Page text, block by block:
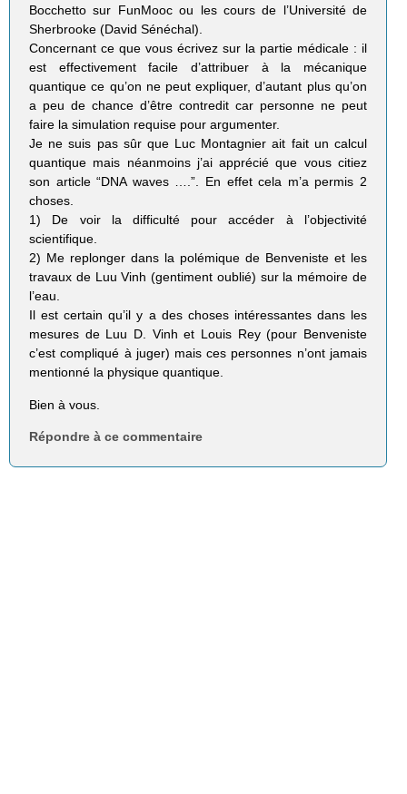
Bocchetto sur FunMooc ou les cours de l’Université de
Sherbrooke (David Sénéchal).
Concernant ce que vous écrivez sur la partie médicale : il
est effectivement facile d’attribuer à la mécanique
quantique ce qu’on ne peut expliquer, d’autant plus qu’on
a peu de chance d’être contredit car personne ne peut
faire la simulation requise pour argumenter.
Je ne suis pas sûr que Luc Montagnier ait fait un calcul
quantique mais néanmoins j’ai apprécié que vous citiez
son article “DNA waves ….”. En effet cela m’a permis 2
choses.
1) De voir la difficulté pour accéder à l’objectivité
scientifique.
2) Me replonger dans la polémique de Benveniste et les
travaux de Luu Vinh (gentiment oublié) sur la mémoire de
l’eau.
Il est certain qu’il y a des choses intéressantes dans les
mesures de Luu D. Vinh et Louis Rey (pour Benveniste
c’est compliqué à juger) mais ces personnes n’ont jamais
mentionné la physique quantique.
Bien à vous.
Répondre à ce commentaire